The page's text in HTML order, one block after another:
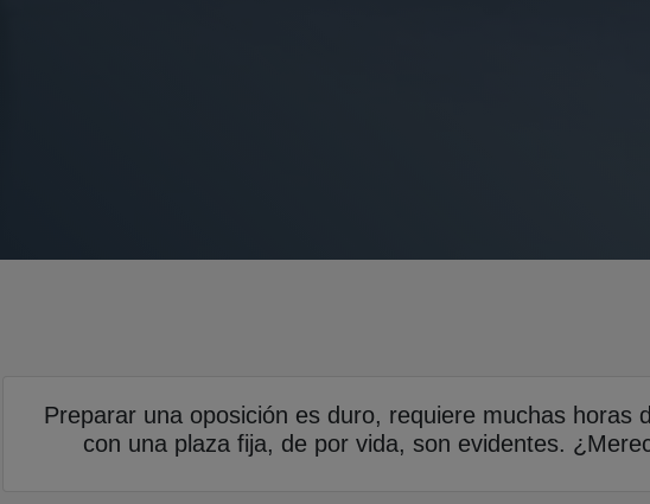
Preparar una oposición es duro, requiere muchas
con una plaza fija, de por vida, son evidentes.